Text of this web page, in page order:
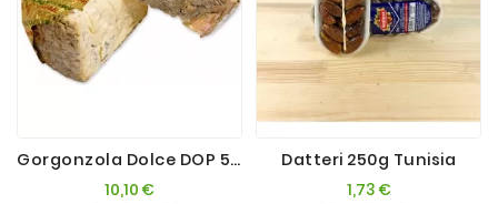
Gorgonzola Dolce DOP 500g
10,10 €Prezzo
Datteri 250g Tunisia
1,73 €Prezzo